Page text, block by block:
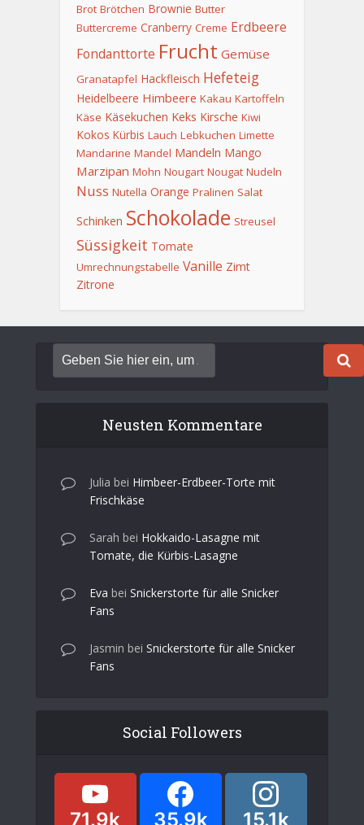
Brot Brötchen Brownie Butter
Buttercreme Cranberry Creme Erdbeere
Fondanttorte Frucht Gemüse
Granatapfel Hackfleisch Hefeteig
Heidelbeere Himbeere Kakau Kartoffeln
Käse Käsekuchen Keks Kirsche Kiwi
Kokos Kürbis Lauch Lebkuchen Limette
Mandarine Mandel Mandeln Mango
Marzipan Mohn Nougart Nougat Nudeln
Nuss Nutella Orange Pralinen Salat
Schinken Schokolade Streusel
Süssigkeit Tomate
Umrechnungstabelle Vanille Zimt
Zitrone
Neusten Kommentare
Julia bei Himbeer-Erdbeer-Torte mit
Frischkäse
Sarah bei Hokkaido-Lasagne mit
Tomate, die Kürbis-Lasagne
Eva bei Snickerstorte für alle Snicker
Fans
Jasmin bei Snickerstorte für alle Snicker
Fans
Social Followers
71.9k 35.9k 15.1k